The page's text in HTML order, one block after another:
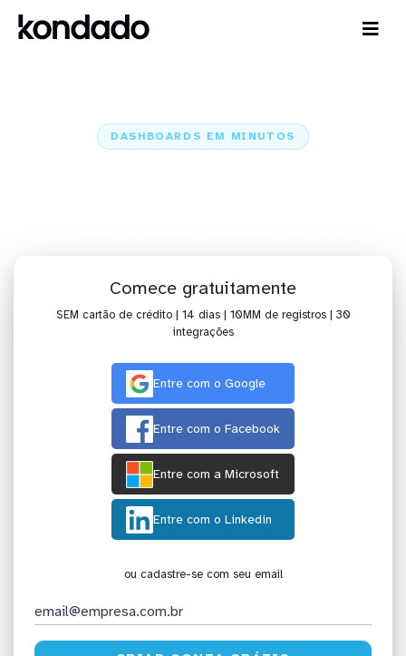
DASHBOARDS EM MINUTOS
Comece gratuitamente
SEM cartão de crédito | 14 dias | 10MM de registros | 30
integrações
Entre com o Google
Entre com o Facebook
Entre com a Microsoft
Entre com o Linkedin
ou cadastre-se com seu email